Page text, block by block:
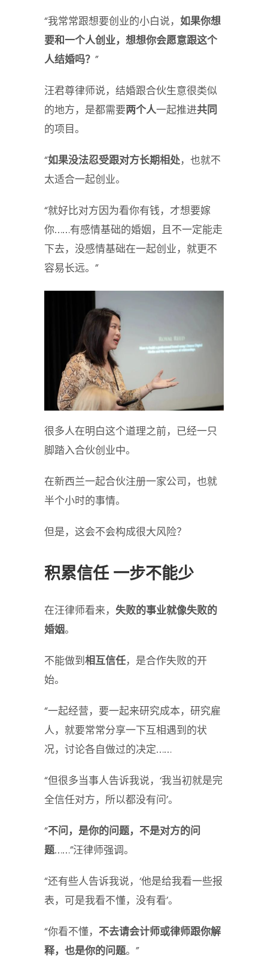
“我常常跟想要创业的小白说， 如果你想
要和一个人创业，想想你会愿意跟这个
人结婚吗？ ”
汪君尊律师说，结婚跟合伙生意很类似
的地方，是都需要两个人一起推进共同
的项目。
“如果没法忍受跟对方长期相处，也就不
太适合一起创业。
“就好比对方因为看你有钱，才想要嫁
你……有感情基础的婚姻，且不一定能走
下去，没感情基础在一起创业，就更不
容易长远。”
很多人在明白这个道理之前，已经一只
脚踏入合伙创业中。
在新西兰一起合伙注册一家公司，也就
半个小时的事情。
但是，这会不会构成很大风险？
积累信任 一步不能少
在汪律师看来， 失败的事业就像失败的
婚姻。
不能做到相互信任，是合作失败的开
始。
“一起经营，要一起来研究成本，研究雇
人，就要常常分享一下互相遇到的状
况，讨论各自做过的决定……
“但很多当事人告诉我说，‘我当初就是完
全信任对方，所以都没有问’。
“不问，是你的问题，不是对方的问
题……”汪律师强调。
“还有些人告诉我说，‘他是给我看一些报
表，可是我看不懂，没有看’。
“你看不懂， 不去请会计师或律师跟你解
释，也是你的问题。”